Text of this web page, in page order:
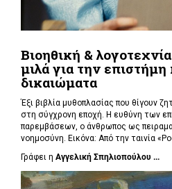
Βιοηθική &
μιλά για την
δικαιώματα
Έξι βιβλία μυθοπλασίας που θίγουν
στη σύγχρονη εποχή. Η ευθύνη των
παρεμβάσεων, ο άνθρωπος ως
νοημοσύνη. Εικόνα: Από την ταινία
Γράφει η Αγγελική Σπηλιοπούλου ...